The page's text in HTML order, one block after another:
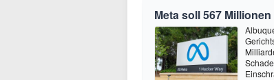
Meta soll 567